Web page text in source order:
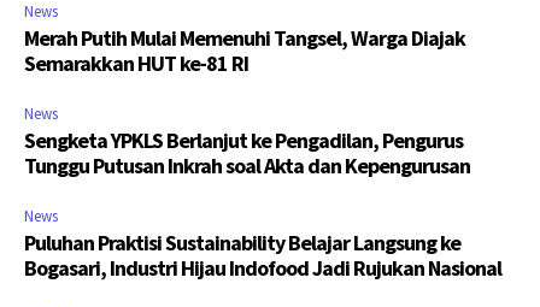
News
Merah Putih Mulai Memenuhi Tangsel, Warga Diajak
Semarakkan HUT ke-81 RI
News
Sengketa YPKLS Berlanjut ke Pengadilan, Pengurus
Tunggu Putusan Inkrah soal Akta dan Kepengurusan
News
Puluhan Praktisi Sustainability Belajar Langsung ke
Bogasari, Industri Hijau Indofood Jadi Rujukan Nasional